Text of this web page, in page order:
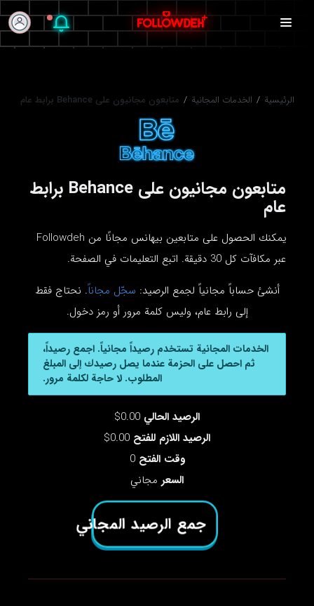
الرئيسية / الخدمات المجانية / متابعون مجانيون على Behance برابط عام
متابعون مجانيون على Behance برابط
عام
يمكنك الحصول على متابعين بيهانس مجانًا من Followdeh
عبر مكافآت كل 30 دقيقة. اتبع التعليمات في الصفحة.
أنشئ حساباً مجانياً لجمع الرصيد: سجّل مجاناً. نحتاج فقط
إلى رابط عام، وليس كلمة مرور أو رمز دخول.
الخدمات المجانية تستخدم رصيداً مجانياً. اجمع رصيداً،
ثم احصل على الحزمة عندما يصل رصيدك إلى المبلغ
المطلوب. لا حاجة لكلمة مرور.
الرصيد الحالي 0.00$
الرصيد اللازم للفتح 0.00$
وقت الفتح 0
السعر مجاني
جمع الرصيد المجاني